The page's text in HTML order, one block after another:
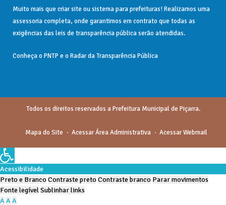
Muito mais que criar site ousistema para prefeituras! Realizamos uma
assessoriacompleta, onde garantimos em contrato que todas as
exigências das leis de transparência públicaserão atendidas.
Conheça o PNTP e o Radar da Transparência Pública
Todos os direitos reservados a Prefeitura Municipal de Piçarra.
Mapa do Site Acessar Área Administrativa Acessar Webmail
Acessibilidade
Preto e BrancoContraste pretoContraste branco Parar movimentos
Fonte legívelSublinhar links
AAA